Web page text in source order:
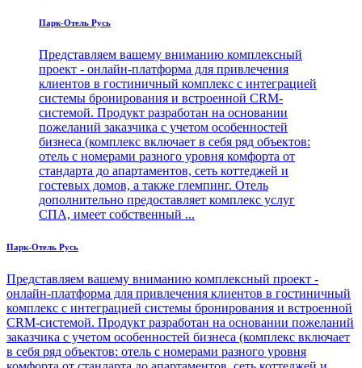
Парк-Отель Русь
Представляем вашему вниманию комплексный
проект - онлайн-платформа для привлечения
клиентов в гостиничный комплекс с интеграцией
системы бронирования и встроенной CRM-
системой. Продукт разработан на основании
пожеланий заказчика с учетом особенностей
бизнеса (комплекс включает в себя ряд объектов:
отель с номерами разного уровня комфорта от
стандарта до апартаментов, сеть коттеджей и
гостевых домов, а также глемпинг. Отель
дополнительно предоставляет комплекс услуг
СПА, имеет собственный ...
Парк-Отель Русь
Представляем вашему вниманию комплексный проект -
онлайн-платформа для привлечения клиентов в гостиничный
комплекс с интеграцией системы бронирования и встроенной
CRM-системой. Продукт разработан на основании пожеланий
заказчика с учетом особенностей бизнеса (комплекс включает
в себя ряд объектов: отель с номерами разного уровня